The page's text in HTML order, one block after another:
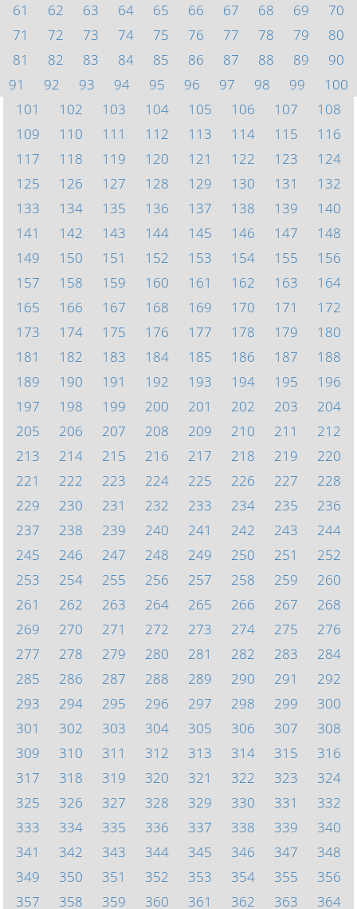
61
62 63 64 65 66 67 68 69
70
71
72 73 74 75 76 77 78 79
80
81
82 83 84 85 86 87 88 89
90
91
92 93 94 95 96 97 98 99
100
101
102 103 104 105 106 107
108
109
110 111 112 113 114 115
116
117
118 119 120 121 122 123
124
125
126 127 128 129 130 131
132
133
134 135 136 137 138 139
140
141
142 143 144 145 146 147
148
149
150 151 152 153 154 155
156
157
158 159 160 161 162 163
164
165
166 167 168 169 170 171
172
173
174 175 176 177 178 179
180
181
182 183 184 185 186 187
188
189
190 191 192 193 194 195
196
197
198 199 200 201 202 203
204
205
206 207 208 209 210 211
212
213
214 215 216 217 218 219
220
221
222 223 224 225 226 227
228
229
230 231 232 233 234 235
236
237
238 239 240 241 242 243
244
245
246 247 248 249 250 251
252
253
254 255 256 257 258 259
260
261
262 263 264 265 266 267
268
269
270 271 272 273 274 275
276
277
278 279 280 281 282 283
284
285
286 287 288 289 290 291
292
293
294 295 296 297 298 299
300
301
302 303 304 305 306 307
308
309
310 311 312 313 314 315
316
317
318 319 320 321 322 323
324
325
326 327 328 329 330 331
332
333
334 335 336 337 338 339
340
341
342 343 344 345 346 347
348
349
350 351 352 353 354 355
356
357
358 359 360 361 362 363 364